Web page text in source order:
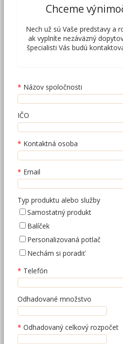
Chceme
Nech už sú Vaše predstavy a
ak vyplníte nezáväzný
špecialisti Vás budú
Názov spoločnosti
IČO
Kontaktná osoba
Email
Typ produktu alebo služby
Samostatný produkt
Balíček
Personalizovaná potlač
Nechám si poradiť
Telefón
Odhadované množstvo
Odhadovaný celkový rozpočet